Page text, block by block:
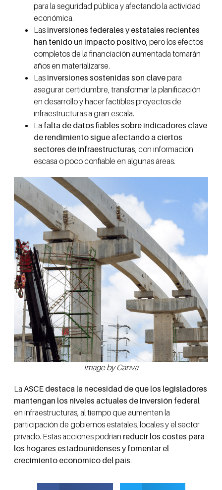
para la seguridad pública y afectando la actividad
económica.
Las inversiones federales y estatales recientes
han tenido un impacto positivo, pero los efectos
completos de la financiación aumentada tomarán
años en materializarse.
Las inversiones sostenidas son clavepara
asegurar certidumbre, transformar la planificación
en desarrollo y hacer factibles proyectos de
infraestructuras a gran escala.
La falta de datos fiables sobre indicadores clave
de rendimiento sigue afectando a ciertos
sectores de infraestructuras, con información
escasa o poco confiable en algunas áreas.
Image by Canva
La ASCE destaca la necesidad de que los legisladores
mantengan los niveles actuales de inversión federal
en infraestructuras, al tiempo que aumenten la
participación de gobiernos estatales, locales y el sector
privado. Estas acciones podrían reducir los costes para
los hogares estadounidenses y fomentar el
crecimiento económico del país.